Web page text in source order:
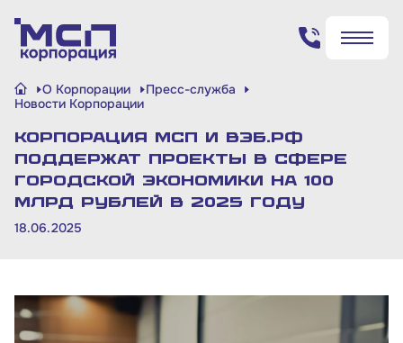
Найти
Поиск по сайту
✖
Найти
О Корпорации
Пресс-служба
Новости Корпорации
Корпорация МСП и ВЭБ.РФ
поддержат проекты в сфере
городской экономики на 100
млрд рублей в 2025 году
18.06.2025